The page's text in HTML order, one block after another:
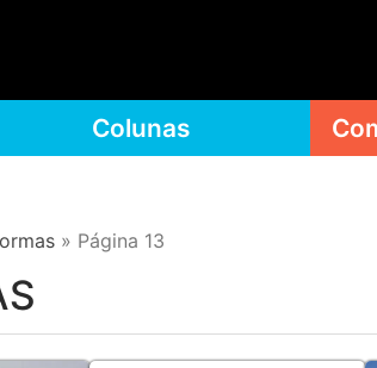
Colunas
» Página 13